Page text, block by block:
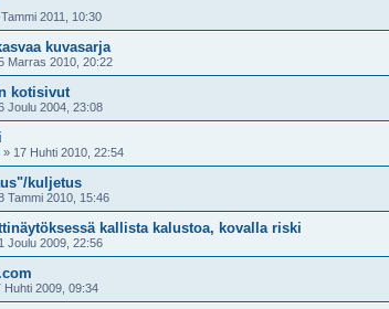
2011, 10:30
kuvasarja
Marras 2010, 20:22
kotisivut
Joulu 2004, 23:08
» 17 Huhti 2010, 22:54
kuljetus
Tammi 2010, 15:46
kallista kalustoa, kovalla riski
Joulu 2009, 22:56
Huhti 2009, 09:34